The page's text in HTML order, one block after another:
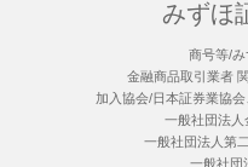
みずほ
商号等/
金融商品取引業者
加入協会/日本証券業協
一般社団法人
一般社団法人第
一般社団